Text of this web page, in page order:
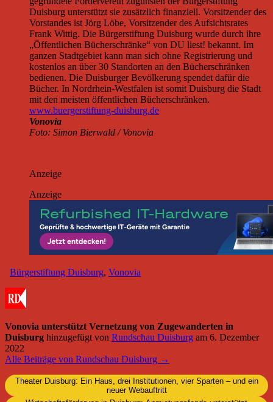
Duisburg unterstützt sie zusätzlich finanziell. Vorsitzender des
Vorstandes ist Jörg Löbe, Vorsitzender des Aufsichtsrates
Frank Wittig. Die Bürgerstiftung Duisburg wurde durch ihre
„Öffentlichen Bücherschränke“ von DU liest! bekannt. Im
ganzen Stadtgebiet kann man sich ohne Registrierung und
kostenlos an über 30 Standorten an den Bücherschränken
bedienen. Die Duisburger Bevölkerung spendet dafür die
Bücher. In Nordrhein-Westfalen ist somit Duisburg die Stadt
mit den meisten öffentlichen Bücherschränken.
www.buergerstiftung-duisburg.de
Vonovia
Foto: Simon Bierwald / Vonovia
Anzeige
Anzeige
Bürgerstiftung Duisburg, Vonovia
Vonovia unterstützt Vernetzung von Zugewanderten in
Duisburg hinzugefügt von Rundschau Duisburg am 6. Dezember
2022
Alle Beiträge von Rundschau Duisburg →
Theater Duisburg: Ein Haus, drei Institutionen, vier Sparten – und ein
neuer Webauftritt